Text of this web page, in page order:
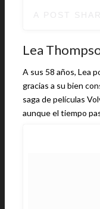
Lea
A sus 58 años, Lea
gracias a su bien
saga de películas
aunque el tiempo